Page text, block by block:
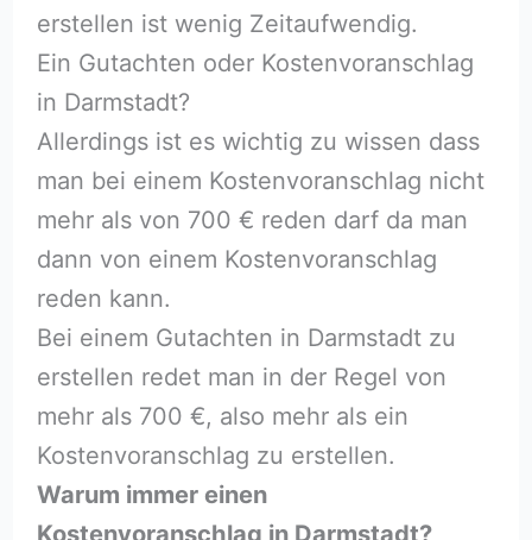
erstellen ist wenig Zeitaufwendig.
Ein Gutachten oder Kostenvoranschlag
in Darmstadt?
Allerdings ist es wichtig zu wissen dass
man bei einem Kostenvoranschlag nicht
mehr als von 700 € reden darf da man
dann von einem Kostenvoranschlag
reden kann.
Bei einem Gutachten in Darmstadt zu
erstellen redet man in der Regel von
mehr als 700 €, also mehr als ein
Kostenvoranschlag zu erstellen.
Warum immer einen
Kostenvoranschlag in Darmstadt?